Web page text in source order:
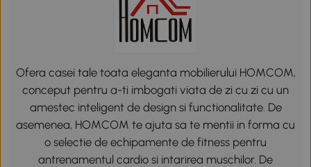
Ofera casei tale toata eleganta mobilierului HOMCOM,
conceput pentru a-ti imbogati viata de zi cu zi cu un
amestec inteligent de design si functionalitate. De
asemenea, HOMCOM te ajuta sa te mentii in forma cu
o selectie de echipamente de fitness pentru
antrenamentul cardio si intarirea muschilor. De